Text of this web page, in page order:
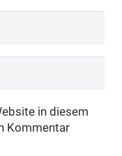
in diesem
Kommentar